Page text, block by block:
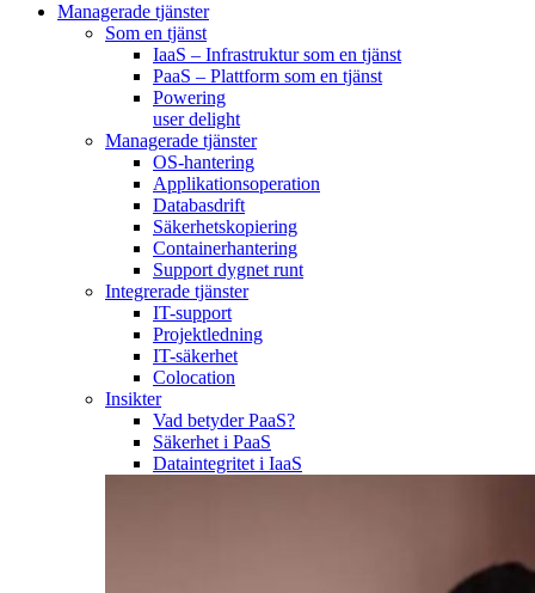
Managerade tjänster
Som en tjänst
IaaS – Infrastruktur som en tjänst
PaaS – Plattform som en tjänst
Powering
user delight
Managerade tjänster
OS-hantering
Applikationsoperation
Databasdrift
Säkerhetskopiering
Containerhantering
Support dygnet runt
Integrerade tjänster
IT-support
Projektledning
IT-säkerhet
Colocation
Insikter
Vad betyder PaaS?
Säkerhet i PaaS
Dataintegritet i IaaS